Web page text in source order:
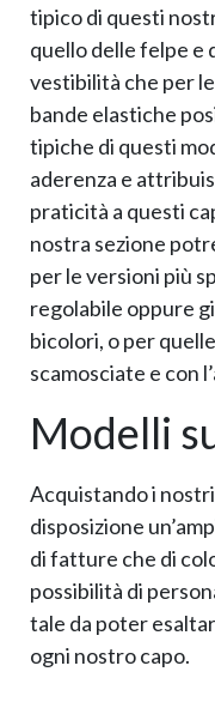
tipico di questi
quello delle felpe e
vestibilità che per
bande elastiche
tipiche di questi
aderenza e
praticità a questi
nostra sezione
per le versioni più
regolabile oppure
bicolori, o per
scamosciate e con
Modelli
Acquistando i
disposizione
di fatture che di
possibilità di
tale da poter
ogni nostro capo.